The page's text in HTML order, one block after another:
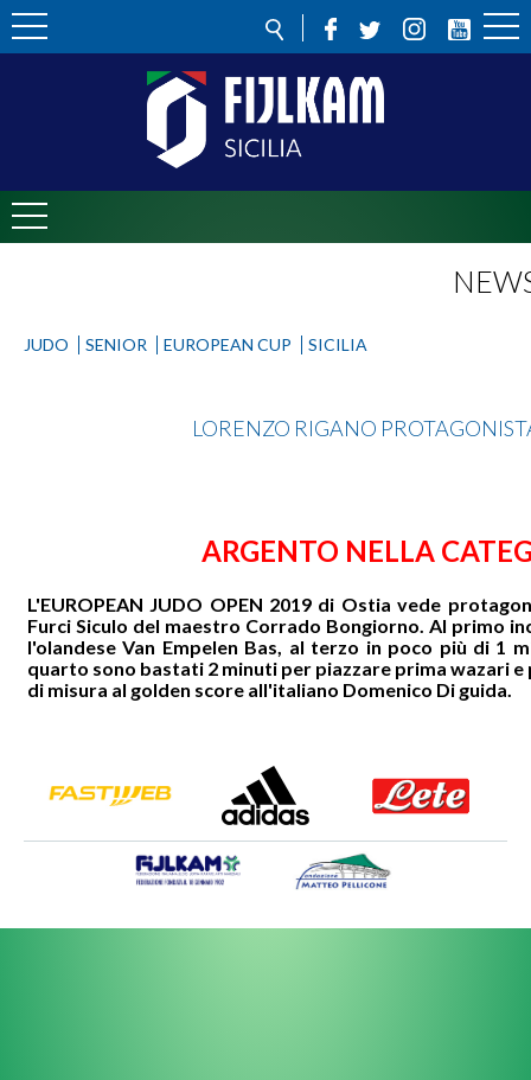
LORENZO RIGANO
JUDO SENIOR EUROPEAN CUP SICILIA
ARGENTO NELLA
L'EUROPEAN JUDO OPEN 2019 di Ostia vede
Furci Siculo del maestro Corrado Bongiorno. Al primo
l'olandese Van Empelen Bas, al terzo in poco più di 1
quarto sono bastati 2 minuti per piazzare prima wazari e
di misura al golden score all'italiano Domenico Di guida.